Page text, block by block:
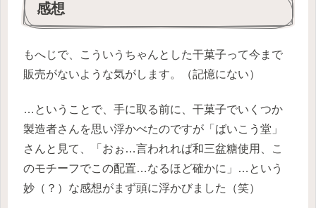
感想
もへじで、こういうちゃんとした干菓子って今まで
販売がないような気がします。（記憶にない）
…ということで、手に取る前に、干菓子でいくつか
製造者さんを思い浮かべたのですが「ばいこう堂」
さんと見て、「おぉ…言われれば和三盆糖使用、こ
のモチーフでこの配置…なるほど確かに」…という
妙（？）な感想がまず頭に浮かびました（笑）